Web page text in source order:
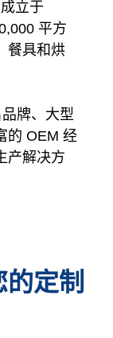
立于
平方
餐具和烘
牌、大型
的 OEM 经
产解决方
定制